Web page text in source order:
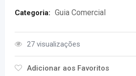
Categoria: Guia Comercial
27 visualizações
Adicionar aos Favoritos